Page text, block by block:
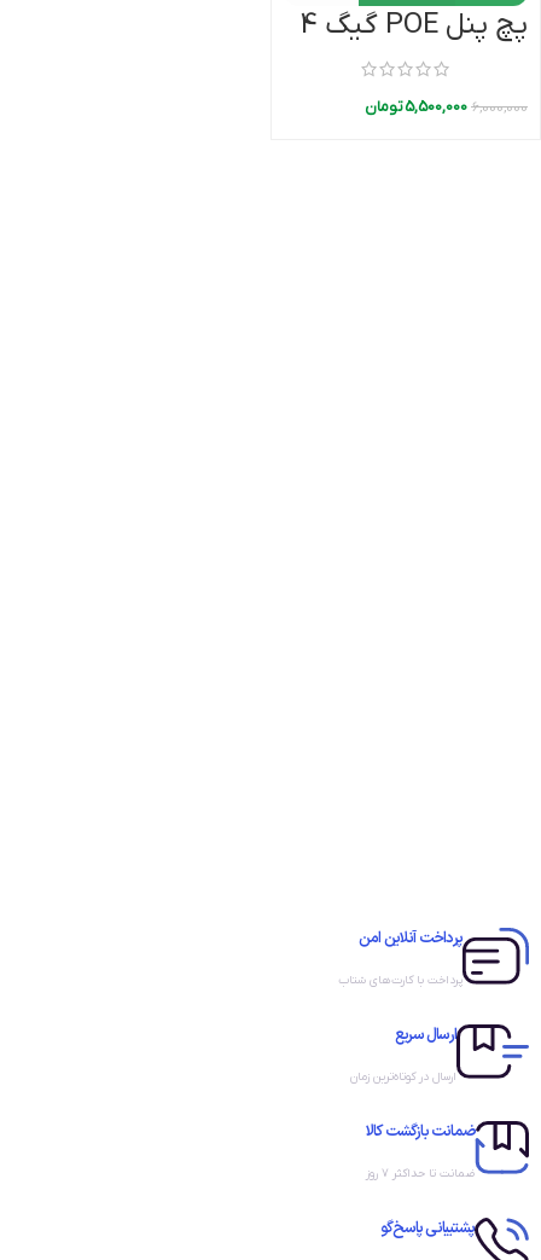
پچ پنل POE گیگ 4
6,000,000
5,500,000تومان
پرداخت آنلاین امن
پرداخت با کارت‌های شتاب
ارسال سریع
ارسال در کوتاه‌ترین زمان
ضمانت بازگشت کالا
ضمانت تا حداکثر ۷ روز
پشتیبانی پاسخ‌گو